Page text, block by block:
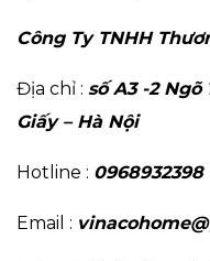
Công Ty TNHH Thươ
Địa chỉ : sốA3 -2 Ngõ
Giấy – Hà Nội
Hotline : 0968932398
Email :